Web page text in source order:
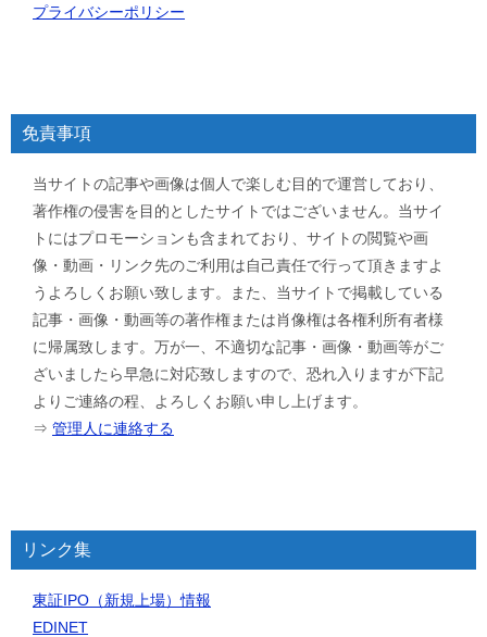
プライバシーポリシー
免責事項
当サイトの記事や画像は個人で楽しむ目的で運営しており、
著作権の侵害を目的としたサイトではございません。当サイ
トにはプロモーションも含まれており、サイトの閲覧や画
像・動画・リンク先のご利用は自己責任で行って頂きますよ
うよろしくお願い致します。また、当サイトで掲載している
記事・画像・動画等の著作権または肖像権は各権利所有者様
に帰属致します。万が一、不適切な記事・画像・動画等がご
ざいましたら早急に対応致しますので、恐れ入りますが下記
よりご連絡の程、よろしくお願い申し上げます。
⇒ 管理人に連絡する
リンク集
東証IPO（新規上場）情報
EDINET